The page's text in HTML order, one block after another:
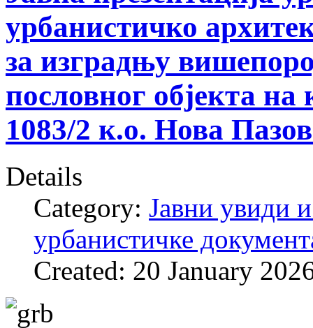
урбанистичко
за изградњу
пословног објекта
1083/2 к.о. Нова
Details
Category: Јавни увиди
урбанистичке
Created: 20 January